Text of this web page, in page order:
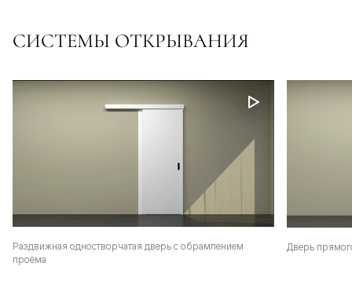
СИСТЕМЫ ОТКРЫВАНИЯ
Раздвижная одностворчатая дверь с обрамлением
проёма
Дверь